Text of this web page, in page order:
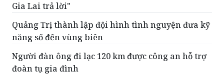
Gia Lai trả lời"
Quảng Trị thành lập đội hình tình nguyện đưa kỹ
năng số đến vùng biên
Người đàn ông đi lạc 120 km được công an hỗ trợ
đoàn tụ gia đình